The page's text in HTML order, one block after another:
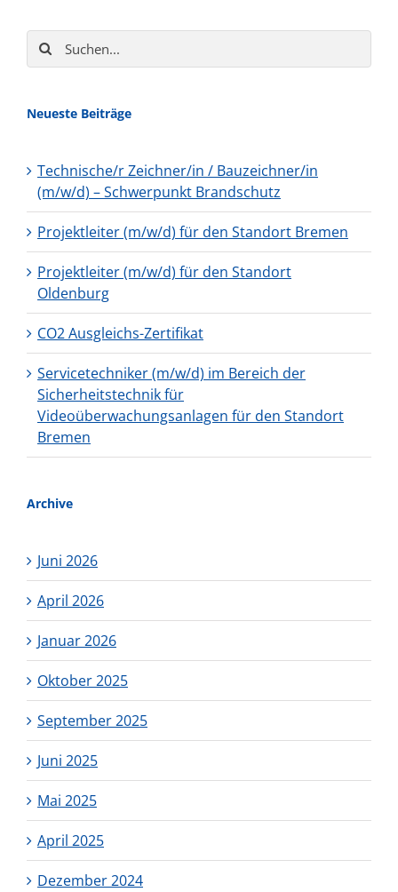
Suche
nach:
Neueste Beiträge
Technische/r Zeichner/in / Bauzeichner/in
(m/w/d) – Schwerpunkt Brandschutz
Projektleiter (m/w/d) für den Standort Bremen
Projektleiter (m/w/d) für den Standort
Oldenburg
CO2 Ausgleichs-Zertifikat
Servicetechniker (m/w/d) im Bereich der
Sicherheitstechnik für
Videoüberwachungsanlagen für den Standort
Bremen
Archive
Juni 2026
April 2026
Januar 2026
Oktober 2025
September 2025
Juni 2025
Mai 2025
April 2025
Dezember 2024